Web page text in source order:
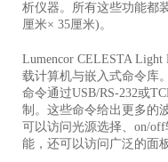
析仪器。 所有这些功能都
厘米× 35厘米)。
Lumencor CELESTA
载计算机与嵌入式命令库。
命令通过USB/RS-232或
制。 这些命令给出更多的
可以访问光源选择、on/
能，还可以访问广泛的面